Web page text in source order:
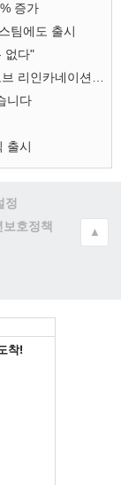
증가
팀에도 출시
없다"
니다
출시
정
보호정책
▲